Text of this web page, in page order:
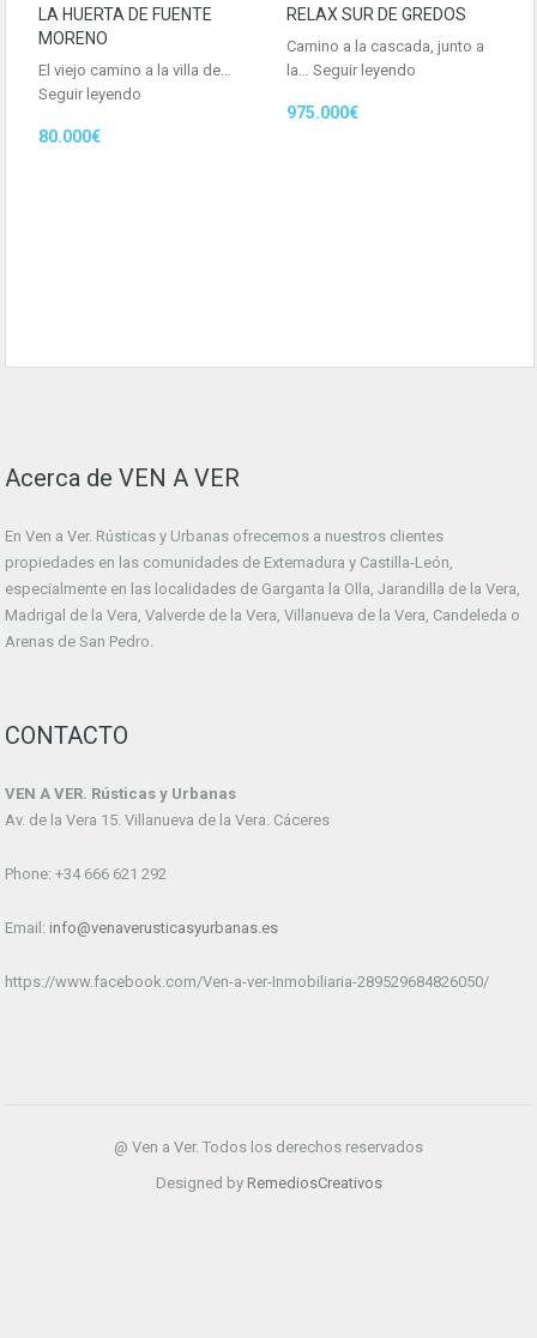
LA HUERTA DE FUENTE
MORENO
El viejo camino a la villa de…
Seguir leyendo
80.000€
RELAX SUR DE GREDOS
Camino a la cascada, junto a
la… Seguir leyendo
975.000€
Acerca de VEN A VER
En Ven a Ver. Rústicas y Urbanas ofrecemos a nuestros clientes
propiedades en las comunidades de Extemadura y Castilla-León,
especialmente en las localidades de Garganta la Olla, Jarandilla de la Vera,
Madrigal de la Vera, Valverde de la Vera, Villanueva de la Vera, Candeleda o
Arenas de San Pedro.
CONTACTO
VEN A VER. Rústicas y Urbanas
Av. de la Vera 15. Villanueva de la Vera. Cáceres
Phone: +34 666 621 292
Email: info@venaverusticasyurbanas.es
https://www.facebook.com/Ven-a-ver-Inmobiliaria-289529684826050/
@ Ven a Ver. Todos los derechos reservados
Designed by RemediosCreativos